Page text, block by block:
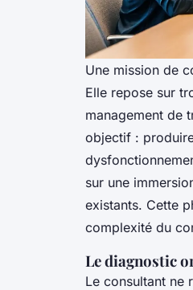
Une mission de
Elle repose sur
management de
objectif :
sur une
existants. Cette
complexité du
Le diagnostic
Le consultant ne